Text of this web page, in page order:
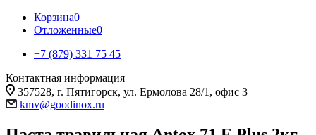
Корзина0
Отложенные0
+7 (879) 331 75 45
Контактная информация
357528, г. Пятигорск, ул. Ермолова 28/1, офис 3
kmv@goodinox.ru